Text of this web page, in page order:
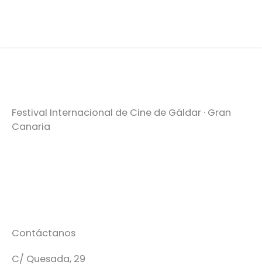
Festival Internacional de Cine de Gáldar · Gran
Canaria
Contáctanos
C/ Quesada, 29